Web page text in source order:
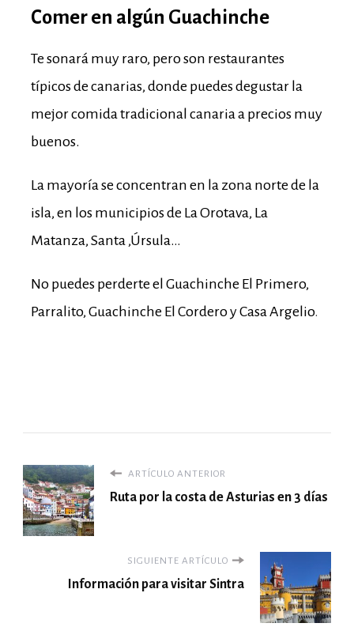
Comer en algún Guachinche
Te sonará muy raro, pero son restaurantes
típicos de canarias, donde puedes degustar la
mejor comida tradicional canaria a precios muy
buenos.
La mayoría se concentran en la zona norte de la
isla, en los municipios de La Orotava, La
Matanza, Santa ,Úrsula…
No puedes perderte el Guachinche El Primero,
Parralito, Guachinche El Cordero y Casa Argelio.
ARTÍCULO ANTERIOR
Ruta por la costa de Asturias en 3 días
SIGUIENTE ARTÍCULO
Información para visitar Sintra